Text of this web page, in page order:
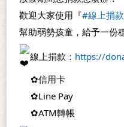
歡迎大家使用『#線上捐款
幫助弱勢孩童，給予一份
線上捐款： https://
✿信用卡
✿Line Pay
✿ATM轉帳